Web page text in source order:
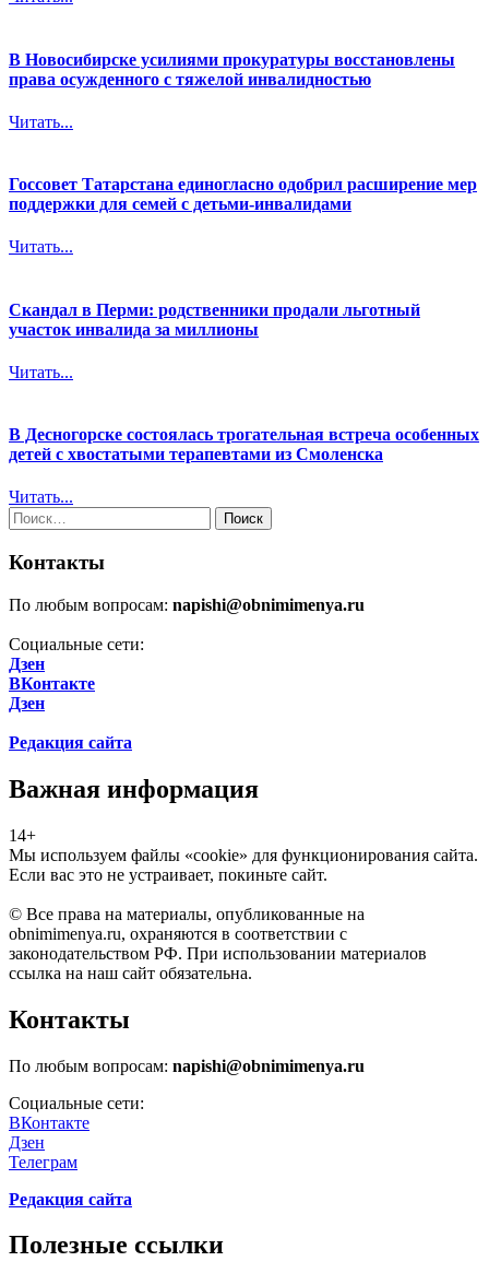
В Новосибирске усилиями прокуратуры восстановлены
права осужденного с тяжелой инвалидностью
Читать...
Госсовет Татарстана единогласно одобрил расширение мер
поддержки для семей с детьми-инвалидами
Читать...
Скандал в Перми: родственники продали льготный
участок инвалида за миллионы
Читать...
В Десногорске состоялась трогательная встреча особенных
детей с хвостатыми терапевтами из Смоленска
Читать...
Найти:
Контакты
По любым вопросам: napishi@obnimimenya.ru
Социальные сети:
Дзен
ВКонтакте
Дзен
Редакция сайта
Важная информация
14+
Мы используем файлы «cookie» для функционирования сайта.
Если вас это не устраивает, покиньте сайт.
© Все права на материалы, опубликованные на
obnimimenya.ru, охраняются в соответствии с
законодательством РФ. При использовании материалов
ссылка на наш сайт обязательна.
Контакты
По любым вопросам: napishi@obnimimenya.ru
Социальные сети:
ВКонтакте
Дзен
Телеграм
Редакция сайта
Полезные ссылки